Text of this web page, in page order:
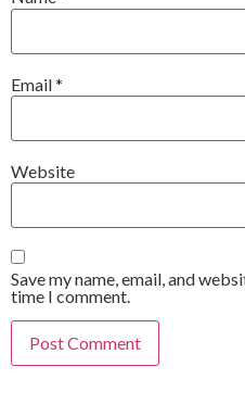
Email*
Website
Save my name, email, and
time I comment.